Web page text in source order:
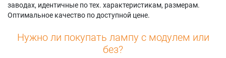
заводах, идентичные по тех. характеристикам, размерам.
Оптимальное качество по доступной цене.
Нужно ли покупать лампу с модулем или
без?